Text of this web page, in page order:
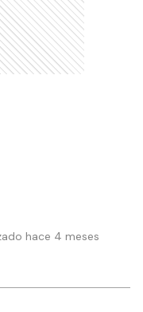
hace 4 meses